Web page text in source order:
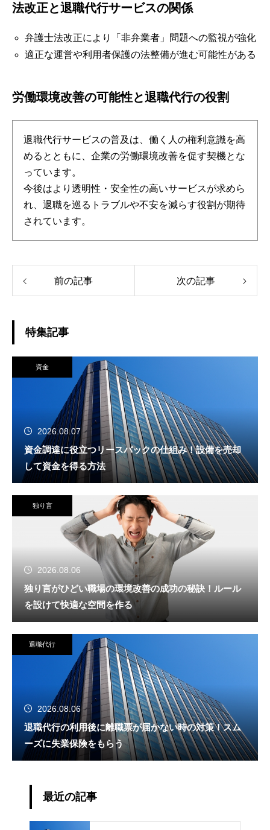
法改正と退職代行サービスの関係
弁護士法改正により「非弁業者」問題への監視が強化
適正な運営や利用者保護の法整備が進む可能性がある
労働環境改善の可能性と退職代行の役割
退職代行サービスの普及は、働く人の権利意識を高
めるとともに、企業の労働環境改善を促す契機とな
っています。
今後はより透明性・安全性の高いサービスが求めら
れ、退職を巡るトラブルや不安を減らす役割が期待
されています。
前の記事 次の記事
特集記事
資金
2026.08.07
資金調達に役立つリースバックの仕組み！設備を売却
して資金を得る方法
独り言
2026.08.06
独り言がひどい職場の環境改善の成功の秘訣！ルール
を設けて快適な空間を作る
退職代行
2026.08.06
退職代行の利用後に離職票が届かない時の対策！スム
ーズに失業保険をもらう
最近の記事